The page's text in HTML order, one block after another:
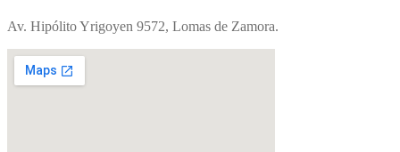
Av. Hipólito Yrigoyen 9572, Lomas de Zamora.